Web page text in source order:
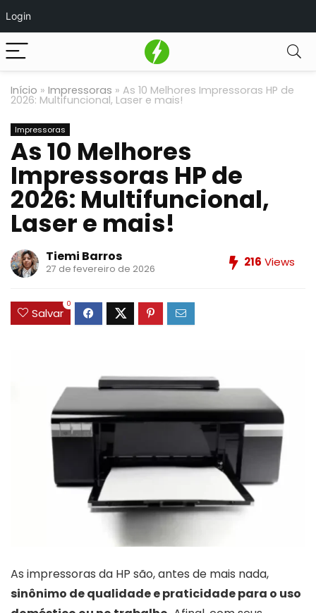
Login
Início » Impressoras » As 10 Melhores Impressoras HP de
2026: Multifuncional, Laser e mais!
Impressoras
As 10 Melhores
Impressoras HP de
2026: Multifuncional,
Laser e mais!
Tiemi Barros
27 de fevereiro de 2026 216 Views
Salvar
0
As impressoras da HP são, antes de mais nada,
sinônimo de qualidade e praticidade para o uso